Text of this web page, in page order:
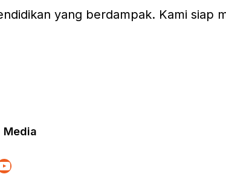
yang berdampak. Kami siap
Media